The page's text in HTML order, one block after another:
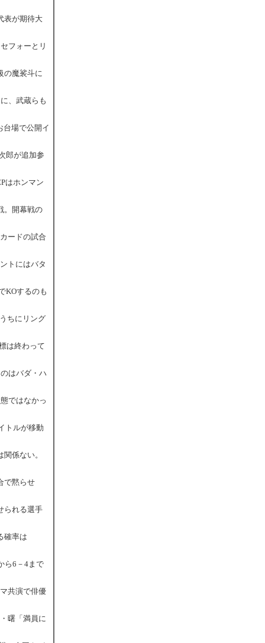
表が期待大
フォーとリ
の魔裟斗に
、武蔵らも
台場で公開イ
郎が追加参
はホンマン
。開幕戦の
ードの試合
トにはバタ
KOするのも
ちにリング
は終わって
はバダ・ハ
ではなかっ
トルが移動
係ない。
で黙らせ
られる選手
確率は
ら6－4まで
共演で俳優
曙「満員に